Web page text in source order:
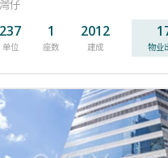
灣仔
237
单位
1
座数
2012
建成 物业